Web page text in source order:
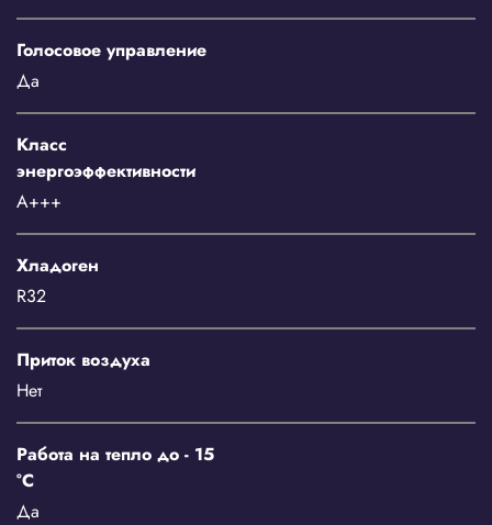
Голосовое управление
Да
Класс
энергоэффективности
A+++
Хладоген
R32
Приток воздуха
Нет
Работа на тепло до - 15
°С
Да